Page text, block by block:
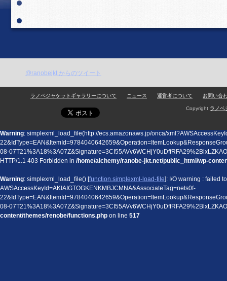
@ranobejkt からのツイート
ラノベジャケットギャラリーについて ニュース 運営者について お問い合
Copyright ラノベ
Warning: simplexml_load_file(http://ecs.amazonaws.jp/onca/
08-
HTTP/1.1 403 Forbidden in /home/alchemy/ranobe-jkt.net/public_html/wp-
Warning: simplexml_load_file() [function.simplexml-load-file]: I/O warning : failed
AWSAccessKeyId=AKIAIGTOGKENKMBJCMNA&AssociateTag=nets0f-
08-
content/themes/renobe/functions.php on line 517